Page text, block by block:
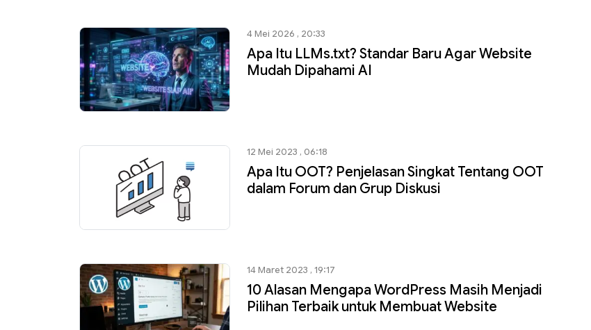
4 Mei 2026 , 20:33
Apa Itu LLMs.txt? Standar Baru Agar Website
Mudah Dipahami AI
12 Mei 2023 , 06:18
Apa Itu OOT? Penjelasan Singkat Tentang OOT
dalam Forum dan Grup Diskusi
14 Maret 2023 , 19:17
10 Alasan Mengapa WordPress Masih Menjadi
Pilihan Terbaik untuk Membuat Website